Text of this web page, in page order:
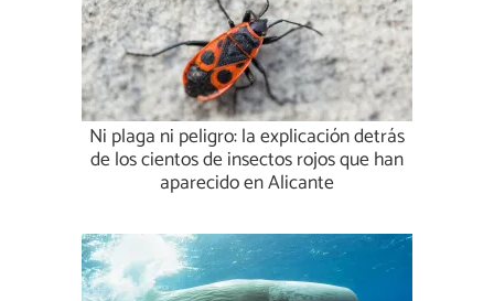
Ni plaga ni peligro: la explicación detrás
de los cientos de insectos rojos que han
aparecido en Alicante